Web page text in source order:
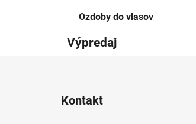
Ozdoby do vlasov
Výpredaj
Kontakt